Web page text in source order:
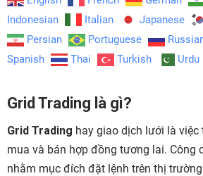
Indonesian
Italian Japanese
Persian
Portuguese
Spanish
Thai Turkish Urdu
Grid Trading là gì?
Grid Trading hay giao dịch lưới là
mua và bán hợp đồng tương lai. Công
nhằm mục đích đặt lệnh trên thị